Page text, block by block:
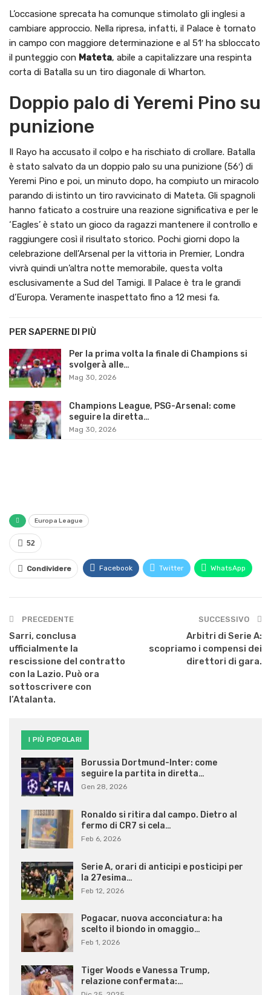
L’occasione sprecata ha comunque stimolato gli inglesi a
cambiare approccio. Nella ripresa, infatti, il Palace è tornato
in campo con maggiore determinazione e al 51′ ha sbloccato
il punteggio con Mateta, abile a capitalizzare una respinta
corta di Batalla su un tiro diagonale di Wharton.
Doppio palo di Yeremi Pino su
punizione
Il Rayo ha accusato il colpo e ha rischiato di crollare. Batalla
è stato salvato da un doppio palo su una punizione (56′) di
Yeremi Pino e poi, un minuto dopo, ha compiuto un miracolo
parando di istinto un tiro ravvicinato di Mateta. Gli spagnoli
hanno faticato a costruire una reazione significativa e per le
‘Eagles’ è stato un gioco da ragazzi mantenere il controllo e
raggiungere così il risultato storico. Pochi giorni dopo la
celebrazione dell’Arsenal per la vittoria in Premier, Londra
vivrà quindi un’altra notte memorabile, questa volta
esclusivamente a Sud del Tamigi. Il Palace è tra le grandi
d’Europa. Veramente inaspettato fino a 12 mesi fa.
PER SAPERNE DI PIÙ
Per la prima volta la finale di Champions si
svolgerà alle…
Mag 30, 2026
Champions League, PSG-Arsenal: come
seguire la diretta…
Mag 30, 2026
Europa League
52
Condividere Facebook Twitter WhatsApp
PRECEDENTE
Sarri, conclusa
ufficialmente la
rescissione del contratto
con la Lazio. Può ora
sottoscrivere con
l’Atalanta.
SUCCESSIVO
Arbitri di Serie A:
scopriamo i compensi dei
direttori di gara.
I PIÙ POPOLARI
Borussia Dortmund-Inter: come
seguire la partita in diretta…
Gen 28, 2026
Ronaldo si ritira dal campo. Dietro al
fermo di CR7 si cela…
Feb 6, 2026
Serie A, orari di anticipi e posticipi per
la 27esima…
Feb 12, 2026
Pogacar, nuova acconciatura: ha
scelto il biondo in omaggio…
Feb 1, 2026
Tiger Woods e Vanessa Trump,
relazione confermata:…